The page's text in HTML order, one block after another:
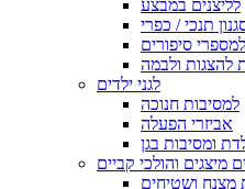
לליצנים במבצע
תנכי / כפרי
למספרי סיפורים
להצגות ולבמה
לגני ילדים
למסיבות חנוכה
אביזרי הפעלה
ומסיבות בגן
מיצגים והולכי קביים
מצנח ושטיחים